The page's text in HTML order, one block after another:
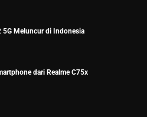
5G Meluncur di Indonesia
dari Realme C75x